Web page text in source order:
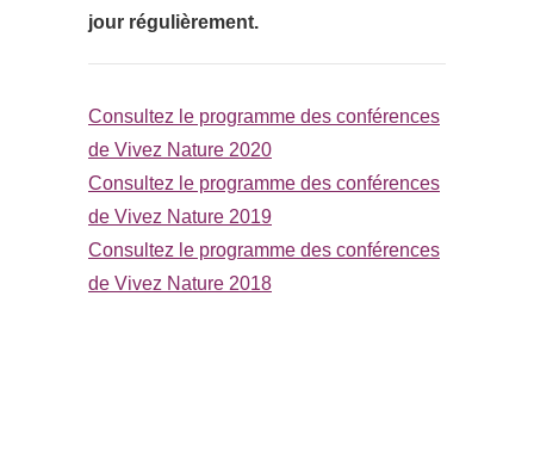
jour régulièrement.
Consultez le programme des conférences
de Vivez Nature 2020
Consultez le programme des conférences
de Vivez Nature 2019
Consultez le programme des conférences
de Vivez Nature 2018